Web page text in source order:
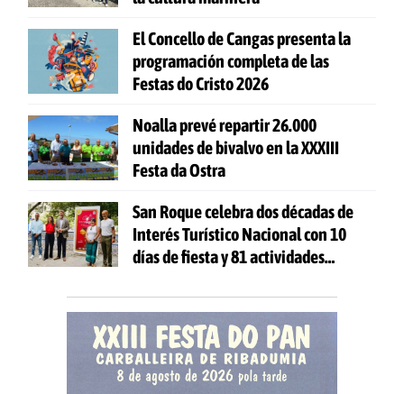
El Concello de Cangas presenta la
programación completa de las
Festas do Cristo 2026
Noalla prevé repartir 26.000
unidades de bivalvo en la XXXIII
Festa da Ostra
San Roque celebra dos décadas de
Interés Turístico Nacional con 10
días de fiesta y 81 actividades